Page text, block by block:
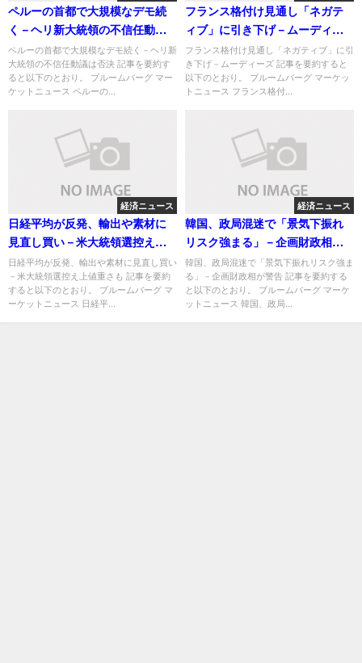
ペルーの首都で大規模なデモ続
く－ヘリ新大統領の不信任動議
は否決
ペルーの首都で大規模なデモ続く－ヘリ新
大統領の不信任動議は否決 記事を要約す
ると以下のとおり。 ブルームバーグ マー
ケットニュース ペルーの...
フランス格付け見通し「ネガテ
ィブ」に引き下げ－ムーディー
ズ
フランス格付け見通し「ネガティブ」に引
き下げ－ムーディーズ 記事を要約すると
以下のとおり。 ブルームバーグ マーケッ
トニュース フランス格付...
経済ニュース
日経平均が反発、輸出や素材に
見直し買い－米大統領選控え上
値重さも
日経平均が反発、輸出や素材に見直し買い
－米大統領選控え上値重さも 記事を要約
すると以下のとおり。 ブルームバーグ マ
ーケットニュース 日経平...
経済ニュース
韓国、政局混迷で「景気下振れ
リスク強まる」－企画財政相が
警告
韓国、政局混迷で「景気下振れリスク強ま
る」－企画財政相が警告 記事を要約する
と以下のとおり。 ブルームバーグ マーケ
ットニュース 韓国、政局...